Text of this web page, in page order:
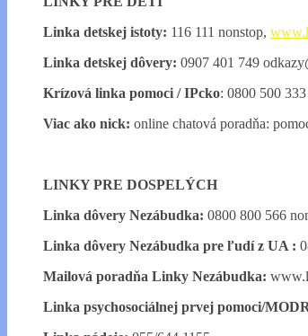
Linka detskej istoty: 116 111 nonstop,
Linka detskej dôvery: 0907 401 749
Krízová linka pomoci / IPcko: 0800 500
Viac ako nick: online chatová poradňa:
LINKY PRE DOSPELÝCH
Linka dôvery Nezábudka: 0800 800 566
Linka dôvery Nezábudka pre ľudí z UA :
Mailová poradňa Linky Nezábudka:
Linka psychosociálnej prvej pomoci/